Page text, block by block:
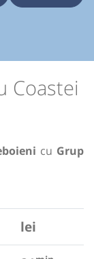
Coastei
cu Grup
lei